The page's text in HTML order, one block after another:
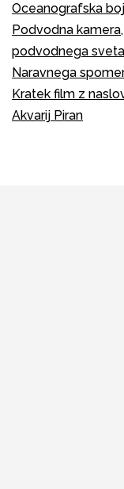
Oceanografska
Podvodna
podvodnega
Naravnega
Kratek film z
Akvarij Piran